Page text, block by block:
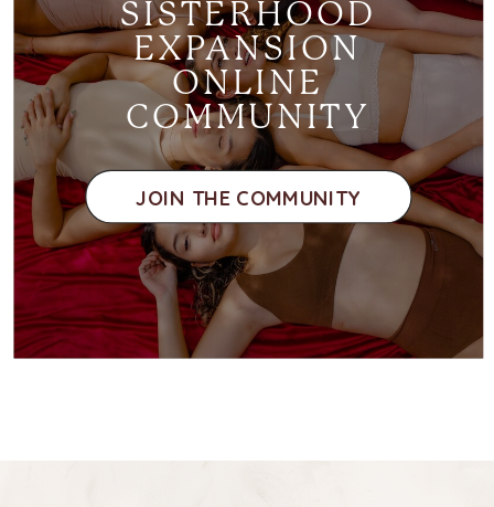
SISTERHOOD
EXPANSION
ONLINE
COMMUNITY
JOIN THE COMMUNITY